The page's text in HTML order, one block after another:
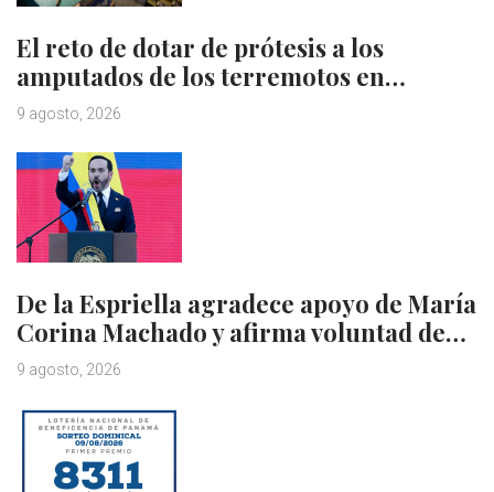
El reto de dotar de prótesis a los
amputados de los terremotos en…
9 agosto, 2026
De la Espriella agradece apoyo de María
Corina Machado y afirma voluntad de…
9 agosto, 2026